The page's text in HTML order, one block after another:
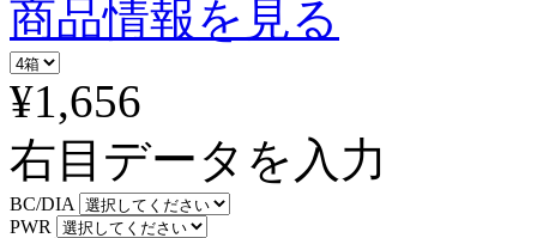
商品情報を見る
¥1,656
右目データを入力
BC/DIA
PWR